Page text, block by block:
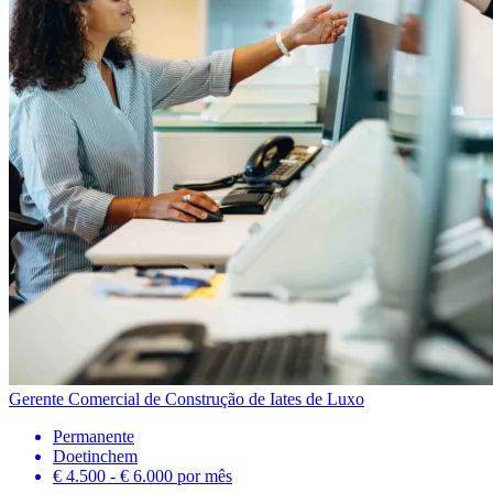
Gerente Comercial de Construção de Iates de Luxo
Permanente
Doetinchem
€ 4.500 - € 6.000 por mês